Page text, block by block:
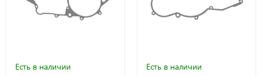
Есть в наличии
Есть в наличии